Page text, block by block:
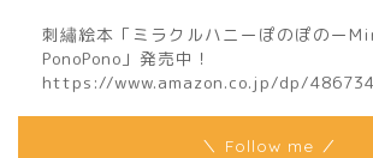
刺繡絵本「ミラクルハニーぽのぽのー
PonoPono」発売中！
https://www.amazon.co.jp/dp/
＼ Follow me ／